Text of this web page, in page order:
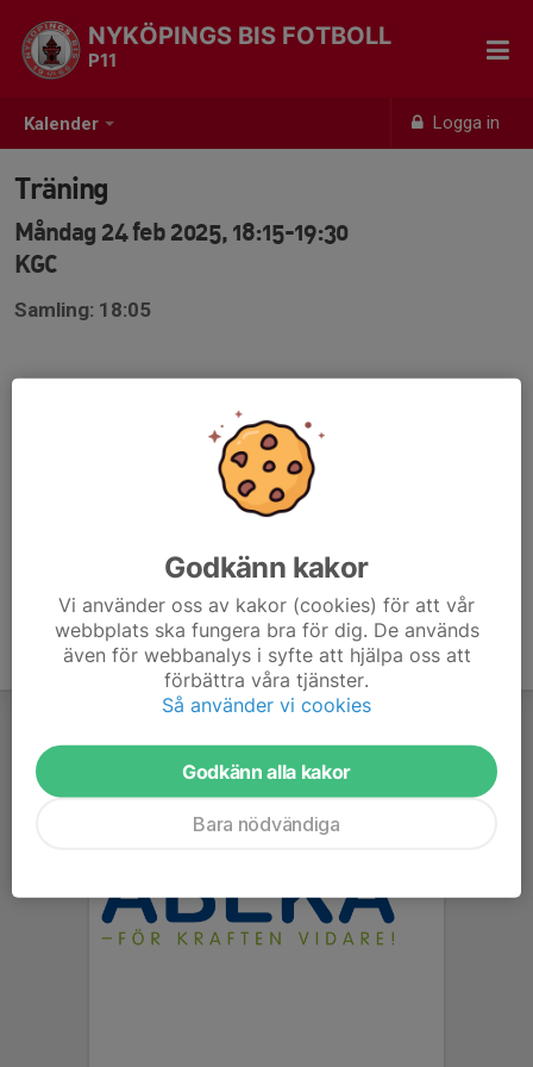
Kalender Logga in
NYKÖPINGS BIS FOTBOLL
P11
Träning
Måndag 24 feb 2025, 18:15-19:30
KGC
Samling: 18:05
Godkänn kakor
Vi använder oss av kakor (cookies) för att vår
webbplats ska fungera bra för dig. De används
även för webbanalys i syfte att hjälpa oss att
förbättra våra tjänster.
Så använder vi cookies
Godkänn alla kakor
Bara nödvändiga